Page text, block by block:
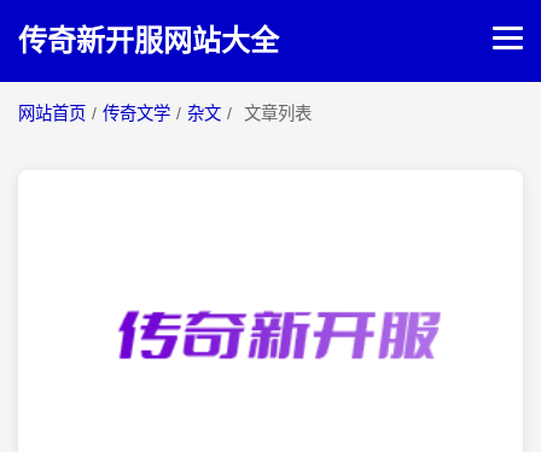
传奇新开服网站大全
网站首页 / 传奇文学 / 杂文 / 文章列表